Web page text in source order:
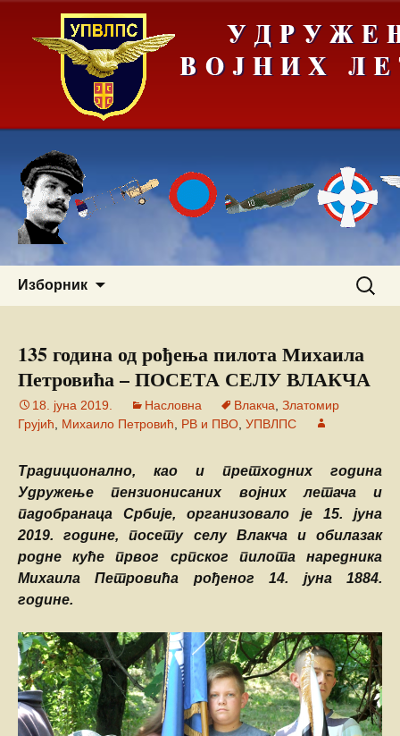
Изборник
135 година од рођења пилота Михаила
Петровића – ПОСЕТА СЕЛУ ВЛАКЧА
18. јуна 2019. Насловна Влакча Златомир
Грујић
Михаило Петровић РВ и ПВО УПВЛПС
Традиционално, као и претходних година
Удружење пензионисаних војних летача и
падобранаца Србије, организовало је 15. јуна
2019. године, посету селу Влакча и обилазак
родне куће првог српског пилота наредника
Михаила Петровића рођеног 14. јуна 1884.
године.